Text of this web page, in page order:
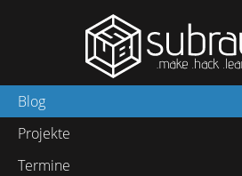
Blog
Projekte
Termine